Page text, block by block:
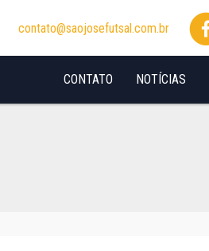
contato@saojosefutsal.com.br
NOTÍCIAS
CONTATO